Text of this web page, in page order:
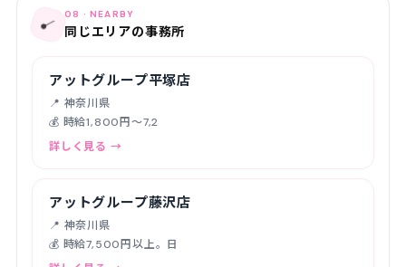
📍 08 · NEARBY
同じエリアの事務所
アットグループ平塚店
📍 神奈川県
💰 時給1,800円〜7,2
詳しく見る →
アットグループ藤沢店
📍 神奈川県
💰 時給7,500円以上。日